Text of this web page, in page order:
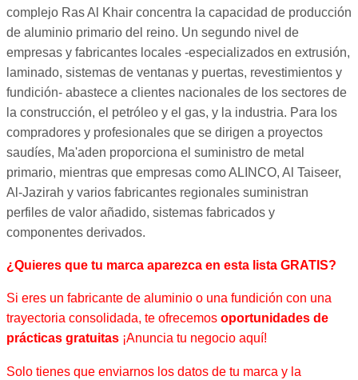
complejo Ras Al Khair concentra la capacidad de producción
de aluminio primario del reino. Un segundo nivel de
empresas y fabricantes locales -especializados en extrusión,
laminado, sistemas de ventanas y puertas, revestimientos y
fundición- abastece a clientes nacionales de los sectores de
la construcción, el petróleo y el gas, y la industria. Para los
compradores y profesionales que se dirigen a proyectos
saudíes, Ma'aden proporciona el suministro de metal
primario, mientras que empresas como ALINCO, Al Taiseer,
Al-Jazirah y varios fabricantes regionales suministran
perfiles de valor añadido, sistemas fabricados y
componentes derivados.
¿Quieres que tu marca aparezca en esta lista GRATIS?
Si eres un fabricante de aluminio o una fundición con una
trayectoria consolidada, te ofrecemos oportunidades de
prácticas gratuitas ¡Anuncia tu negocio aquí!
Solo tienes que enviarnos los datos de tu marca y la